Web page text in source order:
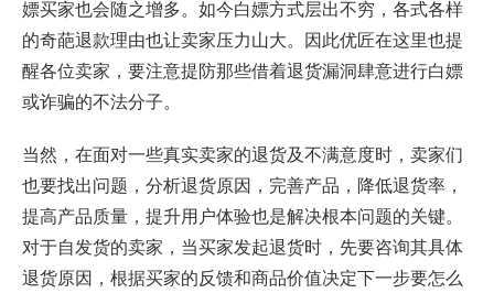
嫖买家也会随之增多。如今白嫖方式层出不穷，各式各样
的奇葩退款理由也让卖家压力山大。因此优匠在这里也提
醒各位卖家，要注意提防那些借着退货漏洞肆意进行白嫖
或诈骗的不法分子。
当然，在面对一些真实卖家的退货及不满意度时，卖家们
也要找出问题，分析退货原因，完善产品，降低退货率，
提高产品质量，提升用户体验也是解决根本问题的关键。
对于自发货的卖家，当买家发起退货时，先要咨询其具体
退货原因，根据买家的反馈和商品价值决定下一步要怎么